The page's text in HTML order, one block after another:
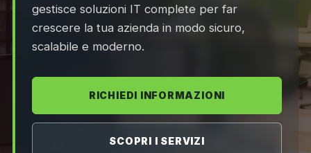
Support
gestisce soluzioni IT complete per far
crescere la tua azienda in modo sicuro,
scalabile e moderno.
RICHIEDI INFORMAZIONI
SCOPRI I SERVIZI